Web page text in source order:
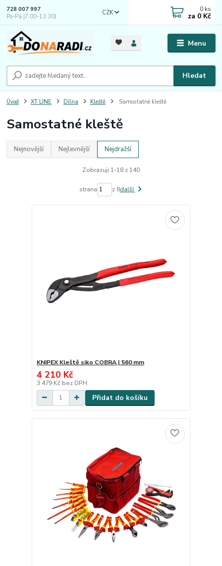
Menu
CZK
Hledat
728 007 997
Po-Pá |7:00-13:30|
0 ks
za 0 Kč
Úvod XT LINE Dílna Kleště Samostatné kleště
Samostatné kleště
Nejnovější Nejlevnější Nejdražší
Zobrazuji 1-18 z 140
strana z 8další
KNIPEX Kleště siko COBRA | 560 mm
4 210 Kč
3 479 Kč bez DPH
Přidat do košíku